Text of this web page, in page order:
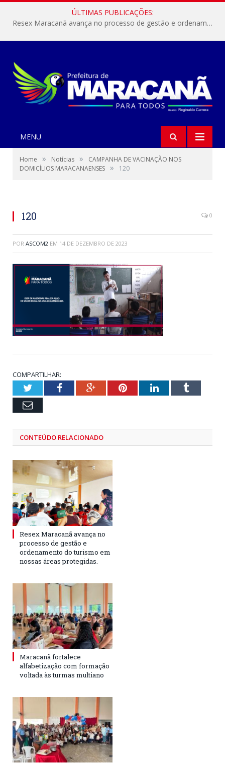
ÚLTIMAS PUBLICAÇÕES:
Resex Maracanã avança no processo de gestão e ordenamento do turismo em nossas áreas protegidas.
MENU
Home » Notícias »
CAMPANHA DE VACINAÇÃO NOS
DOMICÍLIOS MARACANAENSES » 120
120 0
POR ASCOM2 EM 14 DE DEZEMBRO DE 2023
COMPARTILHAR:
TwitterFacebookGoogle+PinterestLinkedInTumblr
Email
CONTEÚDO RELACIONADO
Resex Maracanã avança no
processo de gestão e
ordenamento do turismo em
nossas áreas protegidas.
Maracanã fortalece
alfabetização com formação
voltada às turmas multiano